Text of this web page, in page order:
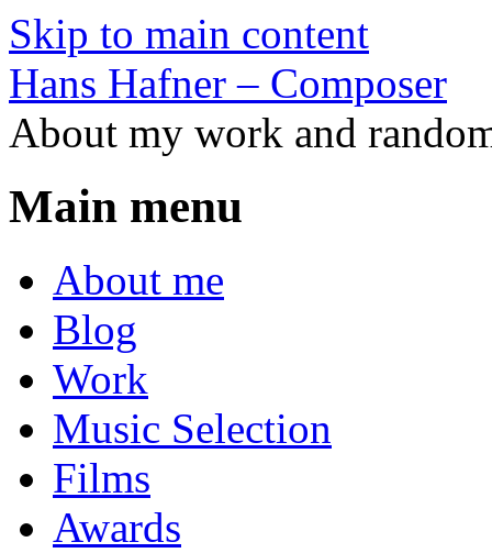
Skip to main content
Hans Hafner – Composer
About my work and
Main menu
About me
Blog
Work
Music Selection
Films
Awards